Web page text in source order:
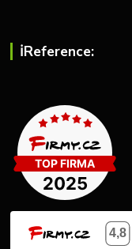
ℹ︎Reference: